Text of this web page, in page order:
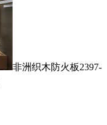
非洲织木防火板2397-